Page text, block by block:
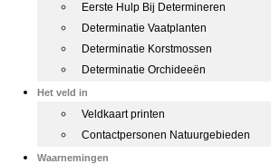
Eerste Hulp Bij Determineren
Determinatie Vaatplanten
Determinatie Korstmossen
Determinatie Orchideeën
Het veld in
Veldkaart printen
Contactpersonen Natuurgebieden
Waarnemingen